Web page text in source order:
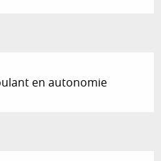
en autonomie